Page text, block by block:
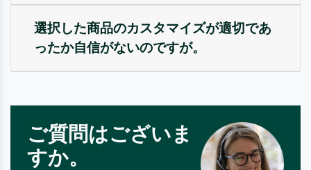
選択した商品のカスタマイズが適切であ
ったか自信がないのですが。
ご質問はございま
すか。